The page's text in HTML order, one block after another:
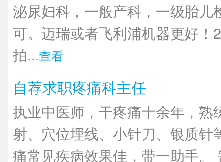
泌尿妇科，一般产科，一级胎儿
可。迈瑞或者飞利浦机器更好！
拍...查看
自荐求职疼痛科主任
执业中医师，干疼痛十余年，熟
射、穴位埋线、小针刀、银质针
痛常见疾病效果佳，带一助手。